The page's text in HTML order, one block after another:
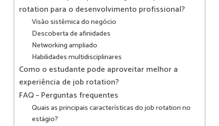
rotation para o desenvolvimento profissional?
Visão sistêmica do negócio
Descoberta de afinidades
Networking ampliado
Habilidades multidisciplinares
Como o estudante pode aproveitar melhor a
experiência de job rotation?
FAQ – Perguntas frequentes
Quais as principais características do job rotation no
estágio?